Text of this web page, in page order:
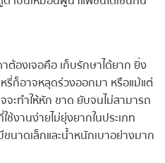
องเจอคือ เก็บรักษาได้ยาก ยิ่ง
หรี่ก็อาจหลุดร่วงออกมา หรือแม้แต่
ะทำให้หัก ขาด ยับจนไม่สามารถ
งานง่ายไม่ยุ่งยากในประเภท
นาดเล็กและน้ำหนักเบาอย่างมาก